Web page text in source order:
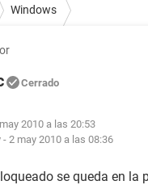
Windows
Cerrado
2010 a las 20:53
-2 may 2010 a las 08:36
se queda en